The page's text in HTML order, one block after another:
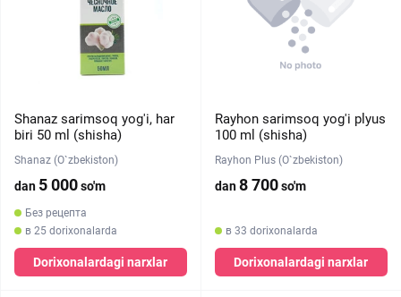
Shanaz sarimsoq yog'i, har
biri 50 ml (shisha)
Shanaz (O`zbekiston)
dan 5 000so'm
Без рецепта
в 25 dorixonalarda
Dorixonalardagi narxlar
Rayhon sarimsoq yog'i plyus
100 ml (shisha)
Rayhon Plus (O`zbekiston)
dan8 700so'm
в 33 dorixonalarda
Dorixonalardagi narxlar